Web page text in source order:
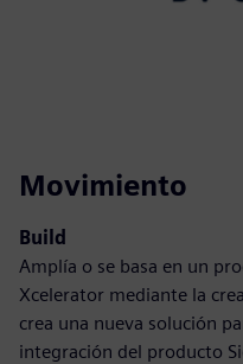
Movimiento
Build
Amplía o se basa en un
Xcelerator mediante la
crea una nueva solución
integración del producto